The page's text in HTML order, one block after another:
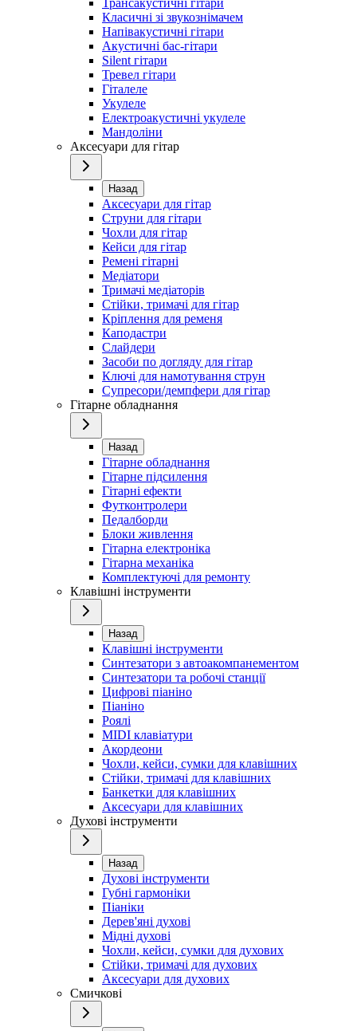
Класичні зі звукознімачем
Напівакустичні гітари
Акустичні бас-гітари
Silent гітари
Тревел гітари
Гіталеле
Укулеле
Електроакустичні укулеле
Мандоліни
Аксесуари для гітар
Назад
Аксесуари для гітар
Струни для гітари
Чохли для гітар
Кейси для гітар
Ремені гітарні
Медіатори
Тримачі медіаторів
Стійки, тримачі для гітар
Кріплення для ременя
Каподастри
Слайдери
Засоби по догляду для гітар
Ключі для намотування струн
Супресори/демпфери для гітар
Гітарне обладнання
Назад
Гітарне обладнання
Гітарне підсилення
Гітарні ефекти
Футконтролери
Педалборди
Блоки живлення
Гітарна електроніка
Гітарна механіка
Комплектуючі для ремонту
Клавішні інструменти
Назад
Клавішні інструменти
Синтезатори з автоакомпанементом
Синтезатори та робочі станції
Цифрові піаніно
Піаніно
Роялі
MIDI клавіатури
Акордеони
Чохли, кейси, сумки для клавішних
Стійки, тримачі для клавішних
Банкетки для клавішних
Аксесуари для клавішних
Духові інструменти
Назад
Духові інструменти
Губні гармоніки
Піаніки
Дерев'яні духові
Мідні духові
Чохли, кейси, сумки для духових
Стійки, тримачі для духових
Аксесуари для духових
Смичкові